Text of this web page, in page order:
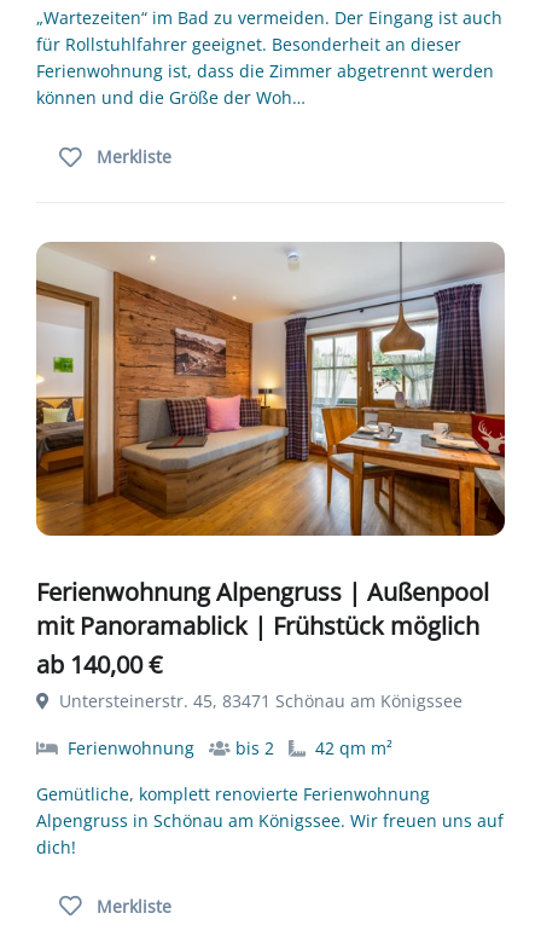
„Wartezeiten“ im Bad zu vermeiden. Der Eingang ist auch
für Rollstuhlfahrer geeignet. Besonderheit an dieser
Ferienwohnung ist, dass die Zimmer abgetrennt werden
können und die Größe der Woh…
Merkliste
Ferienwohnung Alpengruss | Außenpool
mit Panoramablick | Frühstück möglich
ab 140,00 €
Untersteinerstr. 45, 83471 Schönau am Königssee
Ferienwohnung bis 2
42 qm m²
Gemütliche, komplett renovierte Ferienwohnung
Alpengruss in Schönau am Königssee. Wir freuen uns auf
dich!
Merkliste